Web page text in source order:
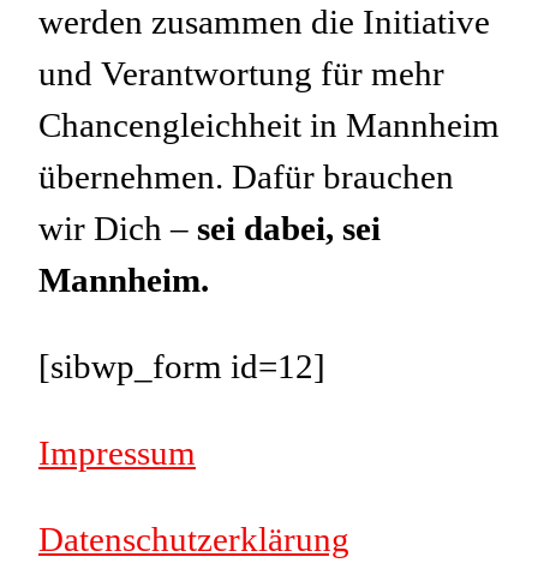
werden zusammen die Initiative
und Verantwortung für mehr
Chancengleichheit in Mannheim
übernehmen. Dafür brauchen
wir Dich –sei dabei, sei
Mannheim.
[sibwp_form id=12]
Impressum
Datenschutzerklärung